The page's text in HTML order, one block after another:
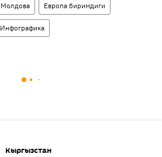
Молдова Европа биримдиги
Инфографика
Кыргызстан